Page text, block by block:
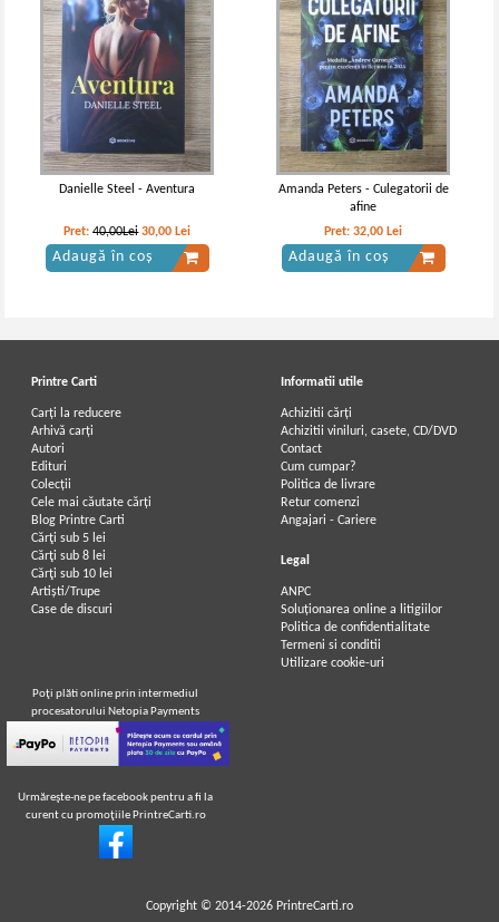
I. A. Goncearov - Opere, volumul 4.
Oblomov
I. A. Goncearov - Oblomov
Danielle Steel - Aventura
Pret:40,00Lei 30,00 Lei
Adaugă în coș
Amanda Peters - Culegatorii de
afine
Pret:32,00 Lei
Adaugă în coș
Printre Carti
Carți la reducere
Arhivă carți
Autori
Edituri
Colecții
Cele mai căutate cărți
Blog Printre Carti
Cărţi sub 5 lei
Cărţi sub 8 lei
Cărţi sub 10 lei
Artiști/Trupe
Case de discuri
Informatii utile
Achizitii cărți
Achizitii viniluri, casete, CD/DVD
Contact
Cum cumpar?
Politica de livrare
Retur comenzi
Angajari - Cariere
Legal
ANPC
Soluționarea online a litigiilor
Politica de confidentialitate
Termeni si conditii
Utilizare cookie-uri
Poţi plăti online prin intermediul
procesatorului Netopia Payments
Urmăreşte-ne pe facebook pentru a fi la
curent cu promoţiile PrintreCarti.ro
Copyright © 2014-2026 PrintreCarti.ro